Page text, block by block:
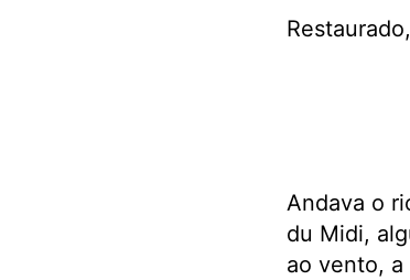
Andava o
du Midi,
ao vento,